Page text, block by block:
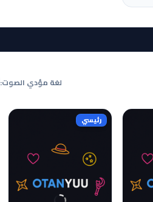
لغة مؤدي الصوت:
رئيسي